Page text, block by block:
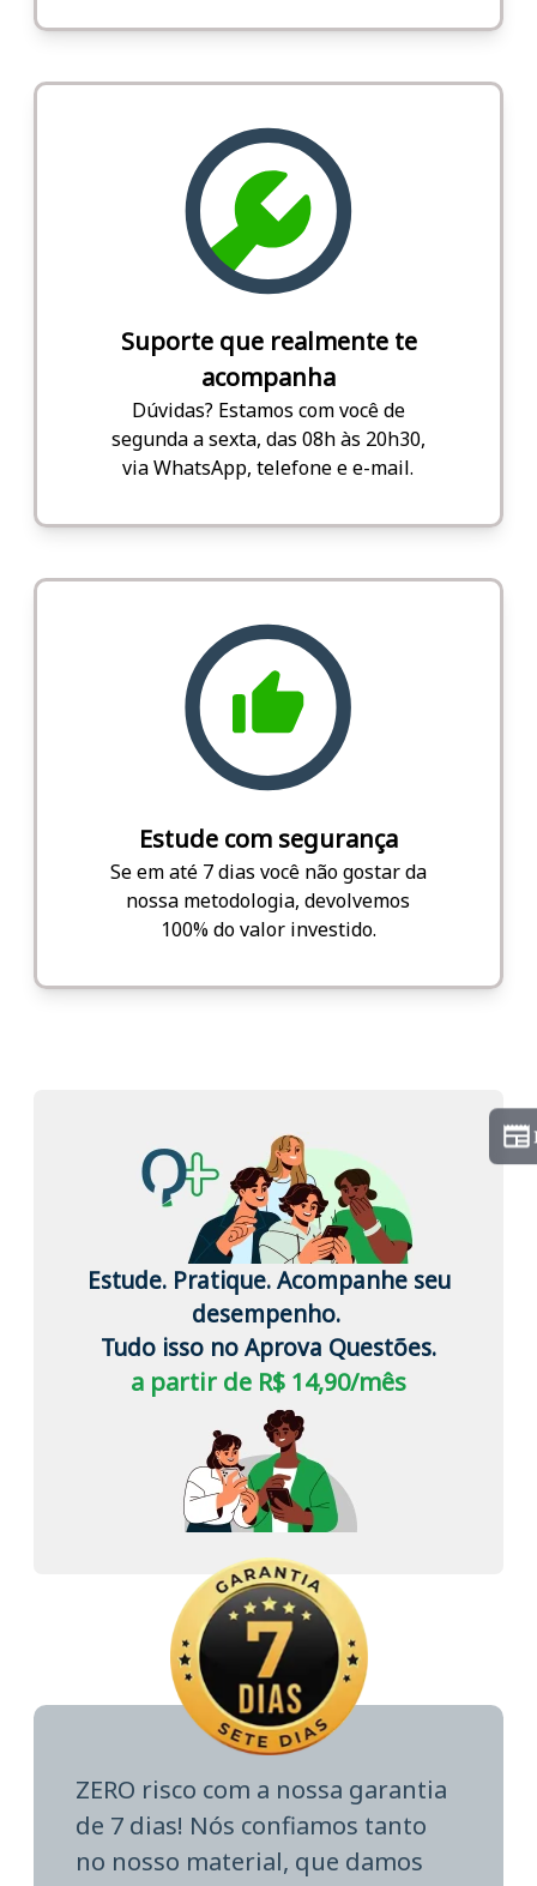
Suporte que realmente te
acompanha
Dúvidas? Estamos com você de
segunda a sexta, das 08h às 20h30,
via WhatsApp, telefone e e-mail.
Estude com segurança
Se em até 7 dias você não gostar da
nossa metodologia, devolvemos
100% do valor investido.
Estude. Pratique. Acompanhe seu
desempenho.
Tudo isso no Aprova Questões.
a partir de R$ 14,90/mês
ZERO risco com a nossa garantia
de 7 dias! Nós confiamos tanto
no nosso material, que damos